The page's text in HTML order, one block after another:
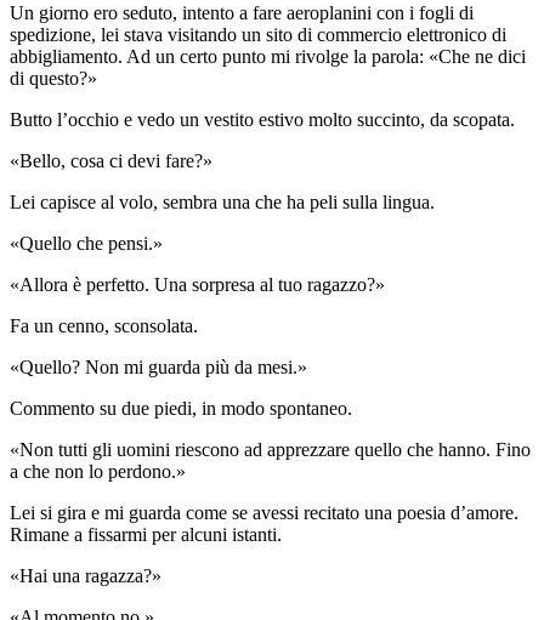
Un giorno ero seduto, intento a fare aeroplanini con i fogli di
spedizione, lei stava visitando un sito di commercio elettronico di
abbigliamento. Ad un certo punto mi rivolge la parola: «Che ne dici
di questo?»
Butto l’occhio e vedo un vestito estivo molto succinto, da scopata.
«Bello, cosa ci devi fare?»
Lei capisce al volo, sembra una che ha peli sulla lingua.
«Quello che pensi.»
«Allora è perfetto. Una sorpresa al tuo ragazzo?»
Fa un cenno, sconsolata.
«Quello? Non mi guarda più da mesi.»
Commento su due piedi, in modo spontaneo.
«Non tutti gli uomini riescono ad apprezzare quello che hanno. Fino
a che non lo perdono.»
Lei si gira e mi guarda come se avessi recitato una poesia d’amore.
Rimane a fissarmi per alcuni istanti.
«Hai una ragazza?»